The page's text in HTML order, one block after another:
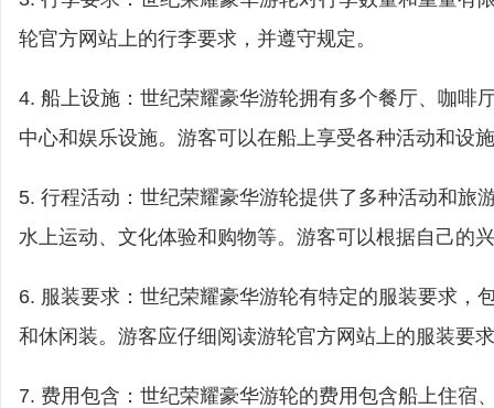
轮官方网站上的行李要求，并遵守规定。
4. 船上设施：世纪荣耀豪华游轮拥有多个餐厅、咖啡
中心和娱乐设施。游客可以在船上享受各种活动和设
5. 行程活动：世纪荣耀豪华游轮提供了多种活动和旅
水上运动、文化体验和购物等。游客可以根据自己的
6. 服装要求：世纪荣耀豪华游轮有特定的服装要求，
和休闲装。游客应仔细阅读游轮官方网站上的服装要
7. 费用包含：世纪荣耀豪华游轮的费用包含船上住宿